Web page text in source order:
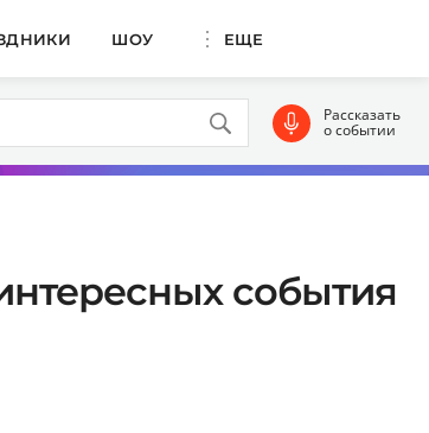
ШОУ ЕЩЕ
Рассказать
о событии
события